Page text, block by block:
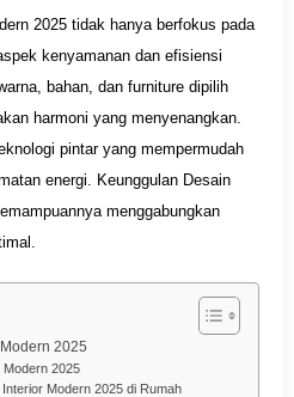
2025 tidak hanya berfokus pada
kenyamanan dan efisiensi
bahan, dan furniture dipilih
harmoni yang menyenangkan.
pintar yang mempermudah
energi. Keunggulan Desain
menggabungkan
2025
Modern 2025
Modern 2025 di Rumah